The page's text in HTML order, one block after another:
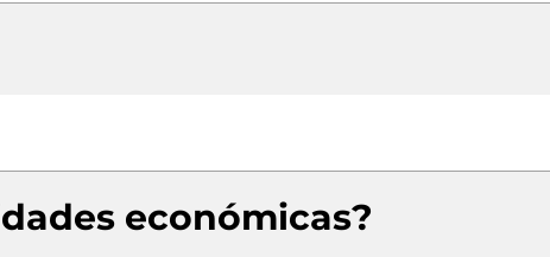
económicas?